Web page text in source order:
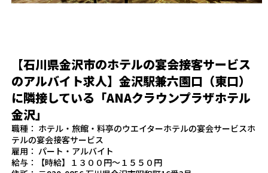
【石川県金沢市のホテルの宴会接客サービス
のアルバイト求人】金沢駅兼六園口（東口）
に隣接している「ANAクラウンプラザホテル
金沢」
職種： ホテル・旅館・料亭のウエイターホテルの宴会サービスホ
テルの宴会接客サービス
雇用： パート・アルバイト
給与：【時給】１３００円～１５５０円